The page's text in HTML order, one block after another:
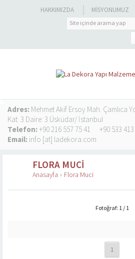
HAKKIMIZDA MISYONUMUZ
Adres: Mehmet Akif Ersoy Mah. Çamlıca
Kat: 3 Daire: 3 Üsküdar/ İstanbul
Telefon: +90 216 557 75 41
+90 533
Email: info [at] ladekora.com
FLORA MUCI
Anasayfa » Flora Muci
Fotoğraf: 1 / 1
1